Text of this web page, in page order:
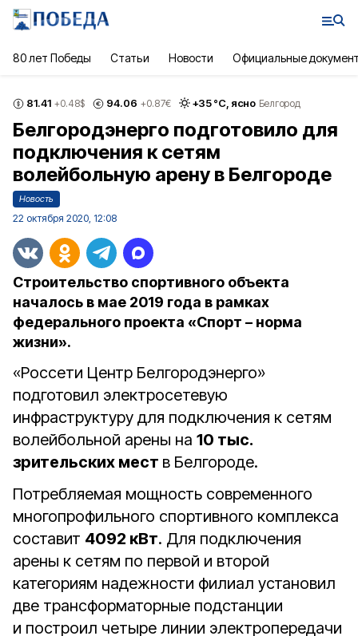
80 лет Победы Статьи Новости Официальные
81.41 +0.48$ 94.06 +0.87€ +35°С, ясно Белгород
Белгородэнерго подготовило для
подключения к сетям
волейбольную арену в Белгороде
Новость
22 октября 2020, 12:08
Строительство спортивного объекта
началось в мае 2019 года в рамках
федерального проекта «Спорт – норма
жизни».
«Россети Центр Белгородэнерго»
подготовил электросетевую
инфраструктуру для подключения к сетям
волейбольной арены на 10 тыс.
зрительских мест в Белгороде.
Потребляемая мощность современного
многопрофильного спортивного комплекса
составит 4092 кВт. Для подключения
арены к сетям по первой и второй
категориям надежности филиал установил
две трансформаторные подстанции
и построил четыре линии электропередачи